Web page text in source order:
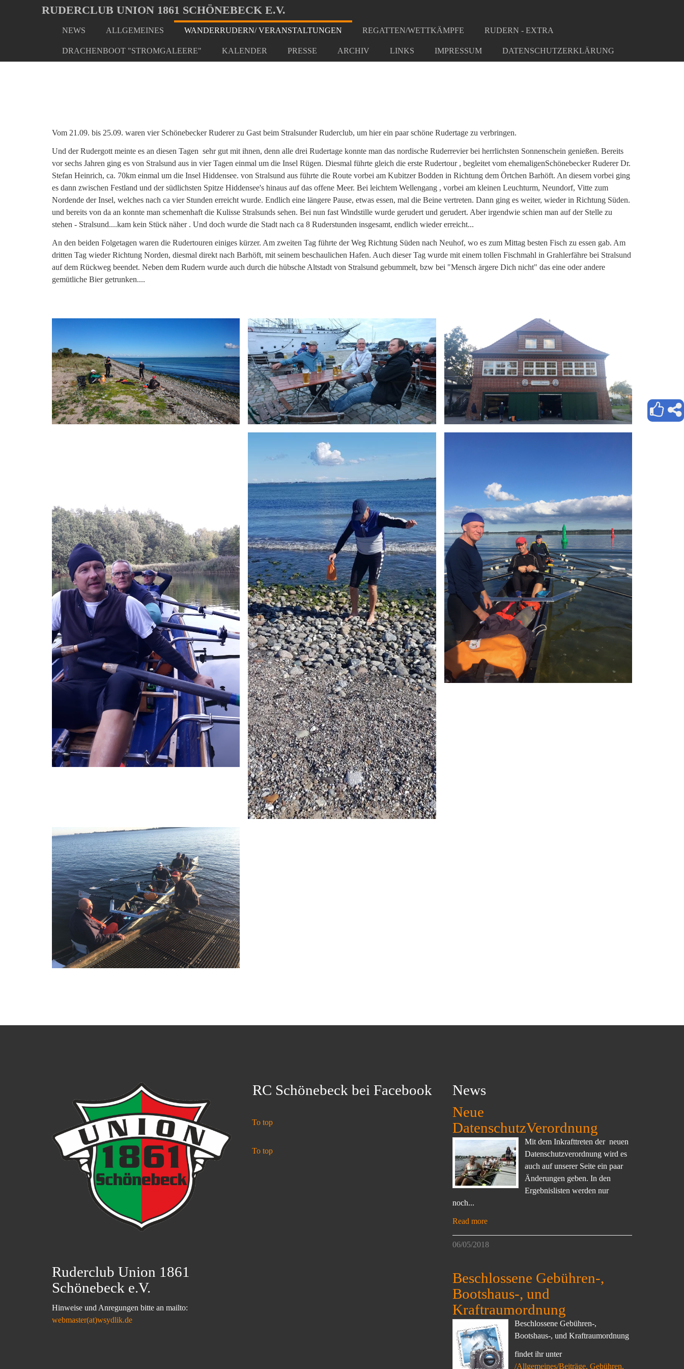
Oops, an error occurred! Code: 2026080621170099a8d0e6
main
RUDERCLUB UNION 1861 SCHÖNEBECK E.V.
NEWS ALLGEMEINES WANDERRUDERN/ VERANSTALTUNGEN REGATTEN/WETTKÄMPFE RUDERN - EXTRA
DRACHENBOOT "STROMGALEERE" KALENDER PRESSE ARCHIV LINKS IMPRESSUM DATENSCHUTZERKLÄRUNG
here:
Vom 21.09. bis 25.09. waren vier Schönebecker Ruderer zu Gast beim Stralsunder Ruderclub, um hier ein paar schöne Rudertage zu verbringen.
Und der Rudergott meinte es an diesen Tagen sehr gut mit ihnen, denn alle drei Rudertage konnte man das nordische Ruderrevier bei herrlichsten Sonnenschein genießen. Bereits
vor sechs Jahren ging es von Stralsund aus in vier Tagen einmal um die Insel Rügen. Diesmal führte gleich die erste Rudertour , begleitet vom ehemaligenSchönebecker Ruderer Dr.
Stefan Heinrich, ca. 70km einmal um die Insel Hiddensee. von Stralsund aus führte die Route vorbei am Kubitzer Bodden in Richtung dem Örtchen Barhöft. An diesem vorbei ging
es dann zwischen Festland und der südlichsten Spitze Hiddensee's hinaus auf das offene Meer. Bei leichtem Wellengang , vorbei am kleinen Leuchturm, Neundorf, Vitte zum
Nordende der Insel, welches nach ca vier Stunden erreicht wurde. Endlich eine längere Pause, etwas essen, mal die Beine vertreten. Dann ging es weiter, wieder in Richtung Süden.
und bereits von da an konnte man schemenhaft die Kulisse Stralsunds sehen. Bei nun fast Windstille wurde gerudert und gerudert. Aber irgendwie schien man auf der Stelle zu
stehen - Stralsund....kam kein Stück näher . Und doch wurde die Stadt nach ca 8 Ruderstunden insgesamt, endlich wieder erreicht...
An den beiden Folgetagen waren die Rudertouren einiges kürzer. Am zweiten Tag führte der Weg Richtung Süden nach Neuhof, wo es zum Mittag besten Fisch zu essen gab. Am
dritten Tag wieder Richtung Norden, diesmal direkt nach Barhöft, mit seinem beschaulichen Hafen. Auch dieser Tag wurde mit einem tollen Fischmahl in Grahlerfähre bei Stralsund
auf dem Rückweg beendet. Neben dem Rudern wurde auch durch die hübsche Altstadt von Stralsund gebummelt, bzw bei "Mensch ärgere Dich nicht" das eine oder andere
gemütliche Bier getrunken....
Ruderclub Union 1861
Schönebeck e.V.
Hinweise und Anregungen bitte an mailto:
webmaster(at)wsydlik.de
RC Schönebeck bei Facebook
To top
To top
News
Neue
DatenschutzVerordnung
Mit dem Inkrafttreten der neuen
Datenschutzverordnung wird es
auch auf unserer Seite ein paar
Änderungen geben. In den
Ergebnislisten werden nur
noch...
Read more
06/05/2018
Beschlossene Gebühren-,
Bootshaus-, und
Kraftraumordnung
Beschlossene Gebühren-,
Bootshaus-, und Kraftraumordnung
findet ihr unter
/Allgemeines/Beiträge, Gebühren,